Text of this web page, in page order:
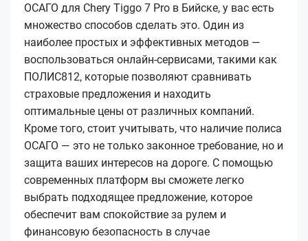
ОСАГО для Chery Tiggo 7 Pro в Бийске, у вас есть
множество способов сделать это. Один из
наиболее простых и эффективных методов —
воспользоваться онлайн-сервисами, такими как
ПОЛИС812, которые позволяют сравнивать
страховые предложения и находить
оптимальные цены от различных компаний.
Кроме того, стоит учитывать, что наличие полиса
ОСАГО — это не только законное требование, но и
защита ваших интересов на дороге. С помощью
современных платформ вы сможете легко
выбрать подходящее предложение, которое
обеспечит вам спокойствие за рулем и
финансовую безопасность в случае